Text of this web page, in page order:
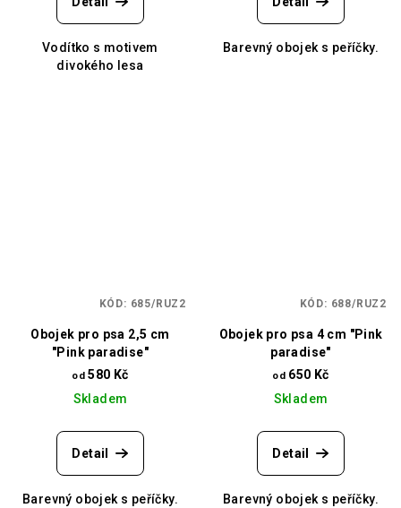
Vodítko s motivem
divokého lesa
Barevný obojek s peříčky.
Obojek pro psa 2,5 cm
"Pink paradise"
od 580 Kč
Skladem
Detail
Barevný obojek s peříčky.
KÓD: 685/RUZ2
Obojek pro psa 4 cm "Pink
paradise"
od 650 Kč
Skladem
Detail
Barevný obojek s peříčky.
KÓD: 688/RUZ2